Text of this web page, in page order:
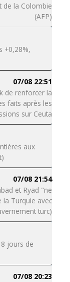
de la Colombie
(AFP)
+0,28%,
07/08 22:51
de renforcer la
faits après les
sur Ceuta
aux
07/08 21:54
et Ryad "ne
la Turquie avec
turc)
jours de
07/08 20:23